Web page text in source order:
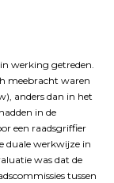
werking getreden.
meebracht waren
anders dan in het
in de
een raadsgriffier
duale werkwijze in
was dat de
tussen